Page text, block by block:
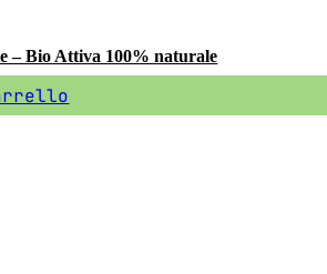
– Bio Attiva 100% naturale